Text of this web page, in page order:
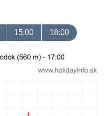
15:00 18:00